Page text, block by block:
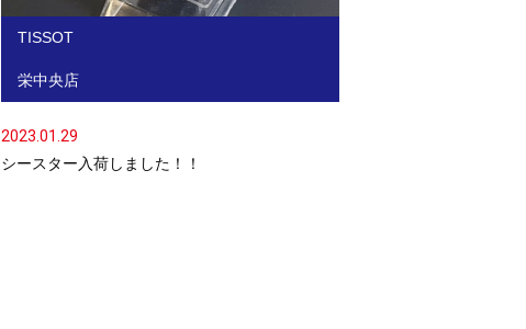
TISSOT
栄中央店
2023.01.29
シースター入荷しました！！